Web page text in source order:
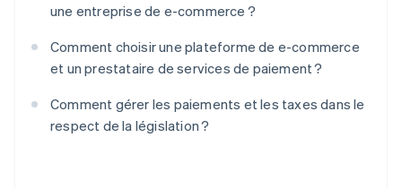
une entreprise de e-commerce ?
Comment choisir une plateforme de e-commerce
et un prestataire de services de paiement ?
Comment gérer les paiements et les taxes dans le
respect de la législation ?